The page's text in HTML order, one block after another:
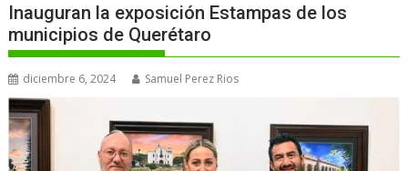
Inauguran la exposición Estampas de los
municipios de Querétaro
diciembre 6, 2024 Samuel Perez Rios